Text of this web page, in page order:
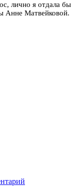
лично я отдала бы
Анне Матвейковой.